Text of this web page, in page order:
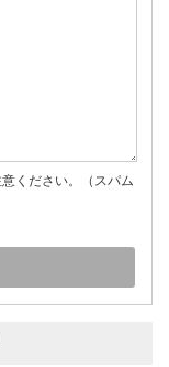
ください。（スパム